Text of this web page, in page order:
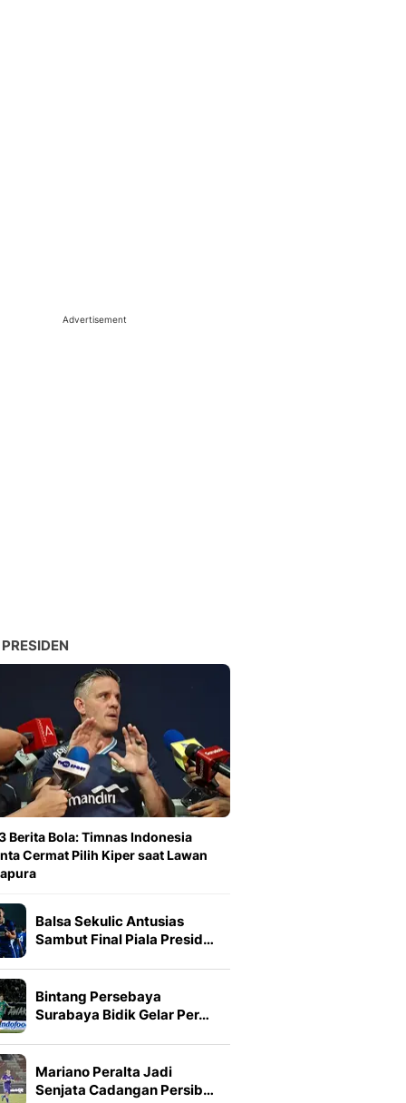
Advertisement
Berita Bola: Timnas Indonesia
Cermat Pilih Kiper saat Lawan
Balsa Sekulic Antusias
Sambut Final Piala Presid…
Bintang Persebaya
Surabaya Bidik Gelar Per…
Mariano Peralta Jadi
Senjata Cadangan Persib…